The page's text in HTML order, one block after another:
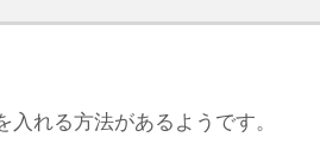
れる方法があるようです。